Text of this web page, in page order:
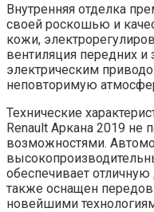
Внутренняя отделка
своей роскошью и
кожи,
вентиляция передних
электрическим
неповторимую
Технические
Renault Аркана 2019 не
возможностями.
обеспечивает
также оснащен
новейшими